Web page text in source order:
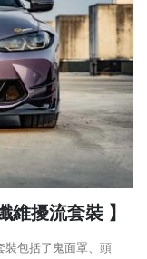
維擾流套裝 】
包括了鬼面罩、頭